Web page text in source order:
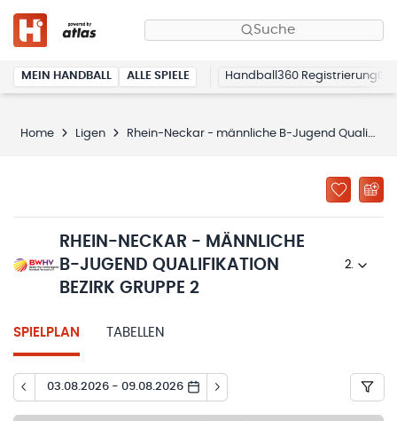
Suche
MEIN HANDBALL ALLE SPIELE Handball360 Registrierung
Home Ligen Rhein-Neckar - männliche B-Jugend Qualifikation Bezirk Gruppe 2
RHEIN-NECKAR - MÄNNLICHE
B-JUGEND QUALIFIKATION
BEZIRK GRUPPE 2
SPIELPLAN TABELLEN
03.08.2026 - 09.08.2026